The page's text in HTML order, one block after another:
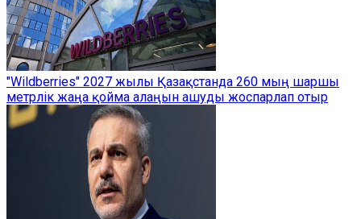
"Wildberries" 2027 жылы Қазақстанда 260 мың шаршы
метрлік жаңа қойма алаңын ашуды жоспарлап отыр